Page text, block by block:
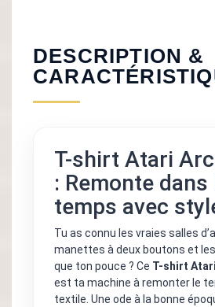
DESCRIPTION &
T-shirt Atari
: Remonte dans
temps avec
Tu as connu les vraies salles
manettes à deux boutons et
que ton pouce ? Ce T-shirt
est ta machine à remonter le
textile. Une ode à la bonne